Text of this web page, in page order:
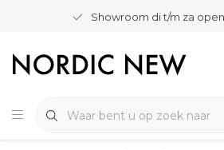
Showroom di t/m za open